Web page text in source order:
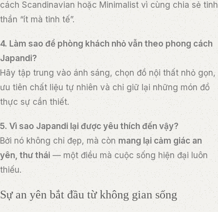
cách Scandinavian hoặc Minimalist vì cùng chia sẻ tinh
thần “ít mà tinh tế”.
4. Làm sao để phòng khách nhỏ vẫn theo phong cách
Japandi?
Hãy tập trung vào ánh sáng, chọn đồ nội thất nhỏ gọn,
ưu tiên chất liệu tự nhiên và chỉ giữ lại những món đồ
thực sự cần thiết.
5. Vì sao Japandi lại được yêu thích đến vậy?
Bởi nó không chỉ đẹp, mà cònmang lại cảm giác an
yên, thư thái— một điều mà cuộc sống hiện đại luôn
thiếu.
Sự an yên bắt đầu từ không gian sống